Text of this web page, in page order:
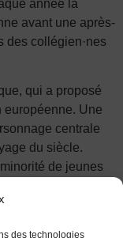
des technologies
année la
avant une après-
des collégien·nes
qui a proposé
européenne. Une
centrale
du siècle.
minorité de jeunes
françaises les